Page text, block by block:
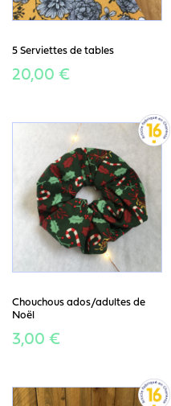
5 Serviettes de tables
20,00 €
Chouchous ados/adultes de
Noël
3,00 €